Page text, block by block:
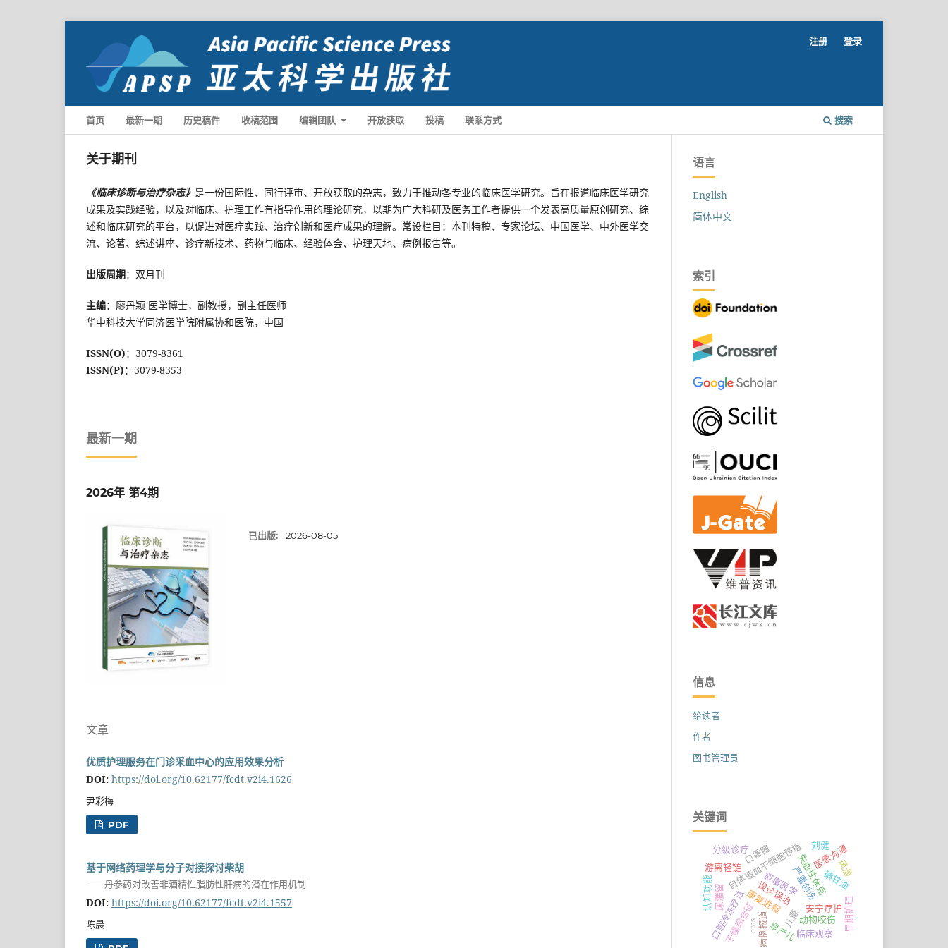
首页 最新一期 历史稿件 收稿范围 编辑团队 开放获取 投稿 联系方式 搜索
注册 登录
关于期刊
《临床诊断与治疗杂志》 是一份国际性、同行评审、开放获取的杂志，致力于推动各专业的临床医学研究。旨在报道临床医学研究
成果及实践经验，以及对临床、护理工作有指导作用的理论研究，以期为广大科研及医务工作者提供一个发表高质量原创研究、综
述和临床研究的平台，以促进对医疗实践、治疗创新和医疗成果的理解。常设栏目：本刊特稿、专家论坛、中国医学、中外医学交
流、论著、综述讲座、诊疗新技术、药物与临床、经验体会、护理天地、病例报告等。
出版周期：双月刊
主编：廖丹颖 医学博士，副教授，副主任医师
华中科技大学同济医学院附属协和医院，中国
ISSN(O)：3079-8361
ISSN(P)：3079-8353
最新一期
2026年 第4期
已出版: 2026-08-05
文章
优质护理服务在门诊采血中心的应用效果分析
DOI: https://doi.org/10.62177/fcdt.v2i4.1626
尹彩梅
PDF
基于网络药理学与分子对接探讨柴胡
——丹参药对改善非酒精性脂肪性肝病的潜在作用机制
DOI: https://doi.org/10.62177/fcdt.v2i4.1557
陈晨
语言
English
简体中文
索引
信息
给读者
作者
图书管理员
关键词
动物咬伤
儿童
严重创伤
失血性休克
康复进程
自体造血干细胞移植
口腔冷冻疗法
叙事医学
安宁疗护
医患沟通
干燥综合征
误诊误治
病例报道
游离轻链
碘甘油
口香糖
早产儿
早期护理
尿潴留
临床观察
认知功能
分级诊疗 刘健
风湿
eras